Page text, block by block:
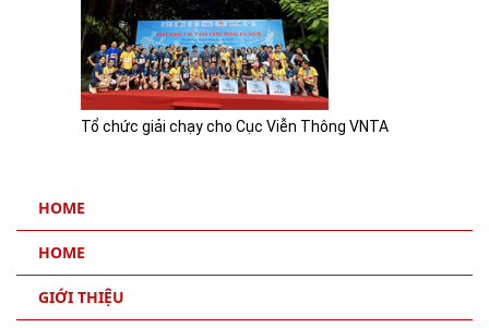
Tổ chức giải chạy cho Cục Viễn Thông VNTA
HOME
HOME
GIỚI THIỆU